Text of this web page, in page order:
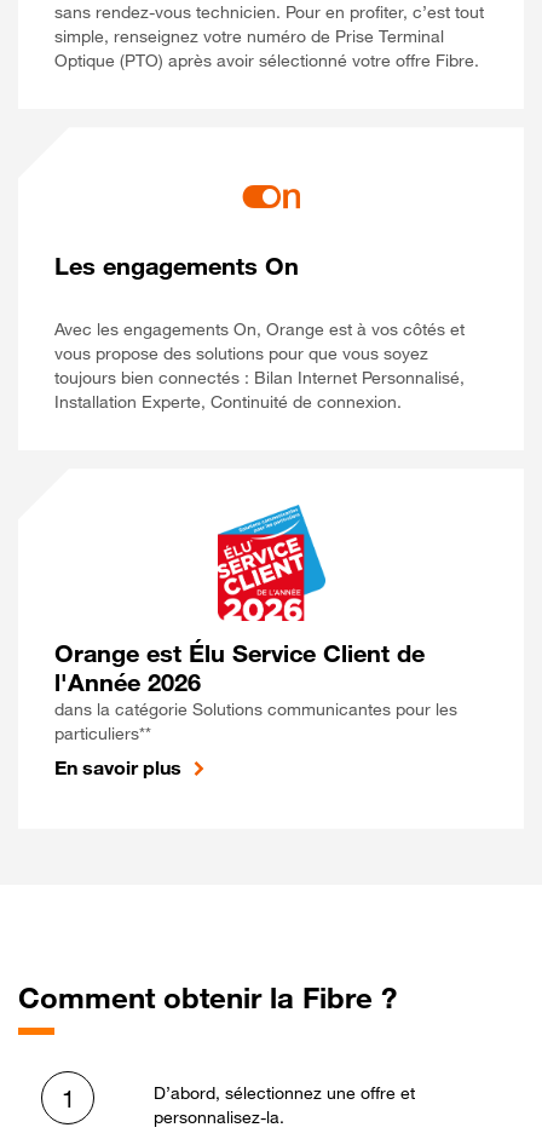
sans rendez-vous technicien. Pour en profiter, c’est tout
simple, renseignez votre numéro de Prise Terminal
Optique (PTO) après avoir sélectionné votre offre Fibre.
Les engagements On
Avec les engagements On, Orange est à vos côtés et
vous propose des solutions pour que vous soyez
toujours bien connectés : Bilan Internet Personnalisé,
Installation Experte, Continuité de connexion.
Orange est Élu Service Client de
l'Année 2026
dans la catégorie Solutions communicantes pour les
particuliers**
En savoir plus
Comment obtenir la Fibre ?
1
D’abord, sélectionnez une offre et
personnalisez-la.